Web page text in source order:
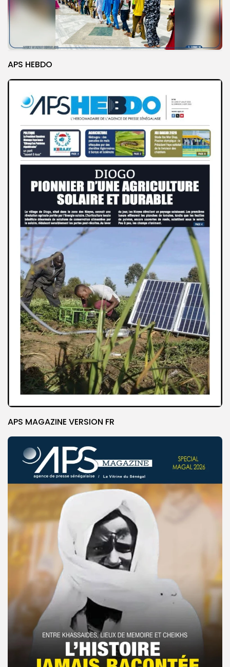
APS HEBDO
APS MAGAZINE VERSION FR